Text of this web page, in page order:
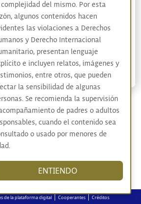
y culturales
muros aborda las
privados de la libertad que
armado directa o
de la plataforma digital|Cooperantes|Créditos
del mismo. Por esta
algunos contenidos hacen
las violaciones a Derechos
y Derecho Internacional
presentan lenguaje
e incluyen relatos, imágenes y
entre otros, que pueden
la sensibilidad de algunas
Se recomienda la supervisión
de padres o adultos
cuando el contenido sea
o usado por menores de
ENTIENDO